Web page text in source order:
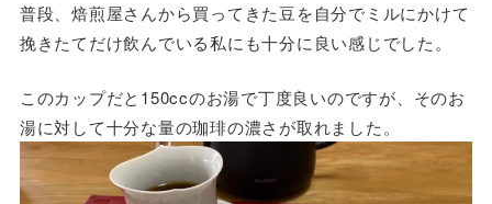
普段、焙煎屋さんから買ってきた豆を自分でミルにかけて
挽きたてだけ飲んでいる私にも十分に良い感じでした。
このカップだと150ccのお湯で丁度良いのですが、そのお
湯に対して十分な量の珈琲の濃さが取れました。